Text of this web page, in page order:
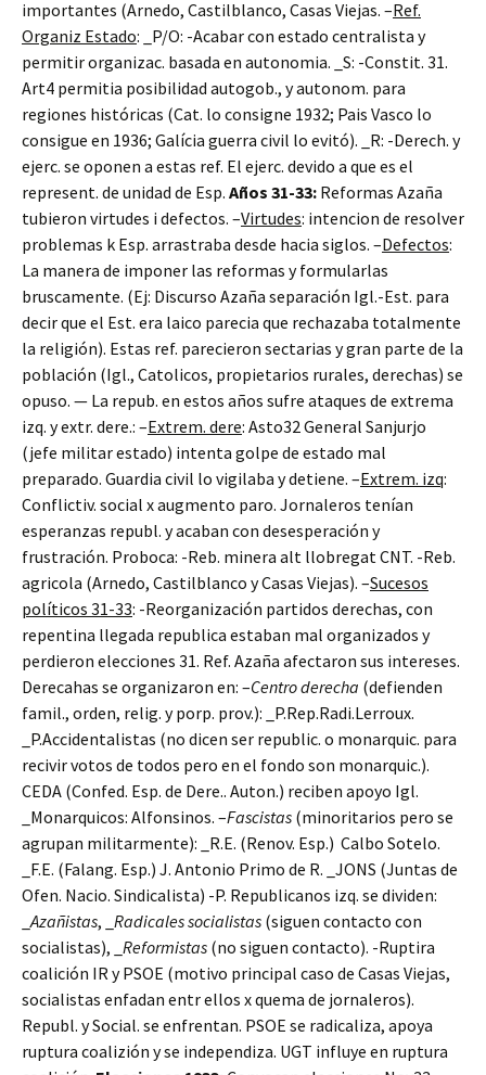
importantes (Arnedo, Castilblanco, Casas Viejas. –Ref.
Organiz Estado: _P/O: -Acabar con estado centralista y
permitir organizac. basada en autonomia. _S: -Constit. 31.
Art4 permitia posibilidad autogob., y autonom. para
regiones históricas (Cat. lo consigne 1932; Pais Vasco lo
consigue en 1936; Galícia guerra civil lo evitó). _R: -Derech. y
ejerc. se oponen a estas ref. El ejerc. devido a que es el
represent. de unidad de Esp. Años 31-33: Reformas Azaña
tubieron virtudes i defectos. –Virtudes: intencion de resolver
problemas k Esp. arrastraba desde hacia siglos. –Defectos:
La manera de imponer las reformas y formularlas
bruscamente. (Ej: Discurso Azaña separación Igl.-Est. para
decir que el Est. era laico parecia que rechazaba totalmente
la religión). Estas ref. parecieron sectarias y gran parte de la
población (Igl., Catolicos, propietarios rurales, derechas) se
opuso. — La repub. en estos años sufre ataques de extrema
izq. y extr. dere.: –Extrem. dere: Asto32 General Sanjurjo
(jefe militar estado) intenta golpe de estado mal
preparado. Guardia civil lo vigilaba y detiene. –Extrem. izq:
Conflictiv. social x augmento paro. Jornaleros tenían
esperanzas republ. y acaban con desesperación y
frustración. Proboca: -Reb. minera alt llobregat CNT. -Reb.
agricola (Arnedo, Castilblanco y Casas Viejas). –Sucesos
políticos 31-33: -Reorganización partidos derechas, con
repentina llegada republica estaban mal organizados y
perdieron elecciones 31. Ref. Azaña afectaron sus intereses.
Derecahas se organizaron en: –Centro derecha (defienden
famil., orden, relig. y porp. prov.): _P.Rep.Radi.Lerroux.
_P.Accidentalistas (no dicen ser republic. o monarquic. para
recivir votos de todos pero en el fondo son monarquic.).
CEDA (Confed. Esp. de Dere.. Auton.) reciben apoyo Igl.
_Monarquicos: Alfonsinos. –Fascistas (minoritarios pero se
agrupan militarmente): _R.E. (Renov. Esp.) Calbo Sotelo.
_F.E. (Falang. Esp.) J. Antonio Primo de R. _JONS (Juntas de
Ofen. Nacio. Sindicalista) -P. Republicanos izq. se dividen:
_Azañistas, _ Radicales socialistas (siguen contacto con
socialistas), _ Reformistas (no siguen contacto). -Ruptira
coalición IR y PSOE (motivo principal caso de Casas Viejas,
socialistas enfadan entr ellos x quema de jornaleros).
Republ. y Social. se enfrentan. PSOE se radicaliza, apoya
ruptura coalizión y se independiza. UGT influye en ruptura